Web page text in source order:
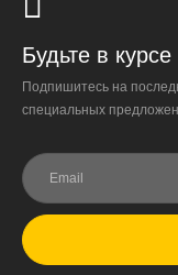
Будьте в курсе
Подпишитесь на
специальных